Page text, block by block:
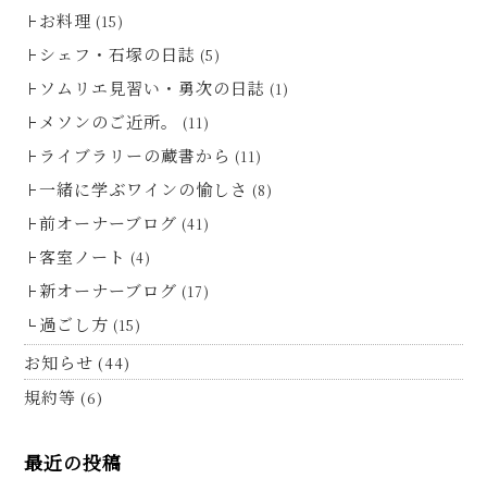
お料理 (15)
シェフ・石塚の日誌 (5)
ソムリエ見習い・勇次の日誌 (1)
メソンのご近所。 (11)
ライブラリーの蔵書から (11)
一緒に学ぶワインの愉しさ (8)
前オーナーブログ (41)
客室ノート (4)
新オーナーブログ (17)
過ごし方 (15)
お知らせ (44)
規約等 (6)
最近の投稿